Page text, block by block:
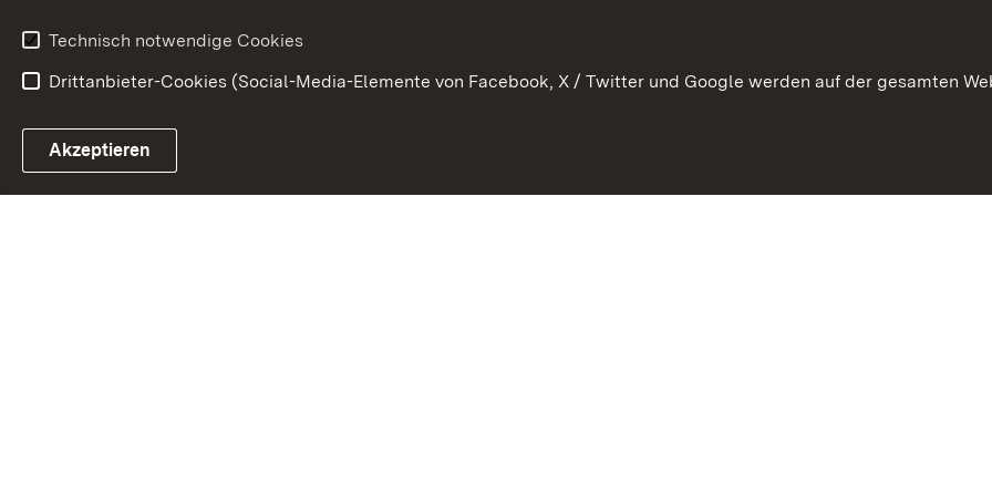
Link zum Landesportal
Technisch notwendige Cookies
Drittanbieter-Cookies (Social-Media-Elemente von Facebook, X / Twitter und Google werden auf der gesamten
Akzeptieren